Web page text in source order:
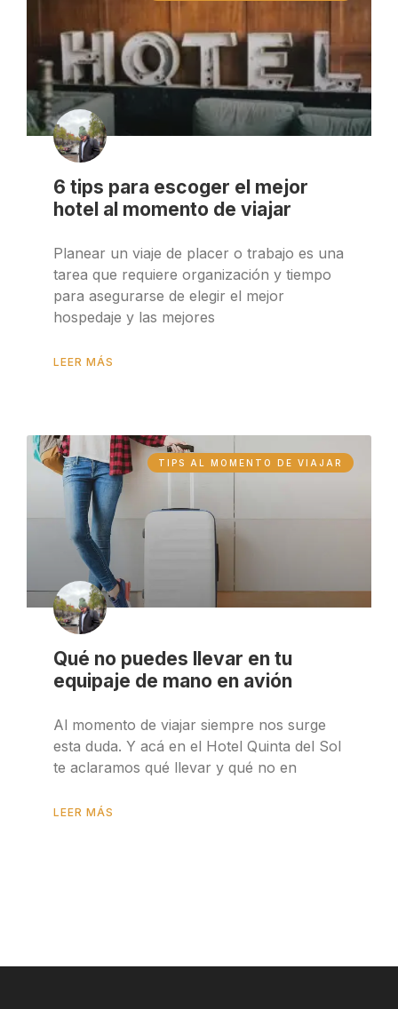
6 tips para escoger el mejor
hotel al momento de viajar
Planear un viaje de placer o trabajo es una
tarea que requiere organización y tiempo
para asegurarse de elegir el mejor
hospedaje y las mejores
LEER MÁS
TIPS AL MOMENTO DE VIAJAR
Qué no puedes llevar en tu
equipaje de mano en avión
Al momento de viajar siempre nos surge
esta duda. Y acá en el Hotel Quinta del Sol
te aclaramos qué llevar y qué no en
LEER MÁS